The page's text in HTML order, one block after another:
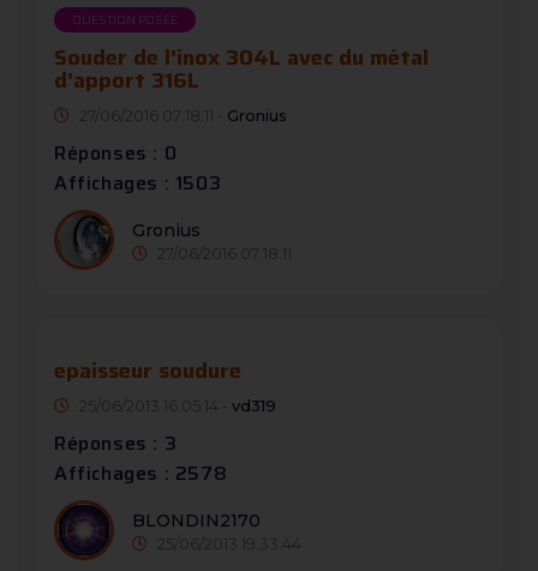
QUESTION POSÉE
Souder de l'inox 304L avec du métal
d'apport 316L
27/06/2016 07:18:11 - Gronius
Réponses : 0
Affichages : 1503
Gronius
27/06/2016 07:18:11
epaisseur soudure
25/06/2013 16:05:14 - vd319
Réponses : 3
Affichages : 2578
BLONDIN2170
25/06/2013 19:33:44